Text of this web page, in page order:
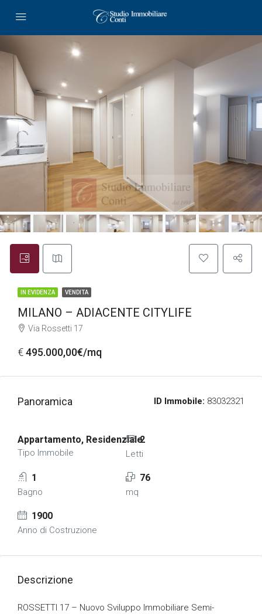
IN EVIDENZA VENDITA
MILANO – ADIACENTE CITYLIFE
Via Rossetti 17
€495.000,00€/mq
Panoramica ID Immobile: 83032321
Appartamento, Residenziale
Tipo Immobile
2
Letti
1
Bagno
76
mq
1900
Anno di Costruzione
Descrizione
ROSSETTI 17 – Nuovo Sviluppo Immobiliare Semi-